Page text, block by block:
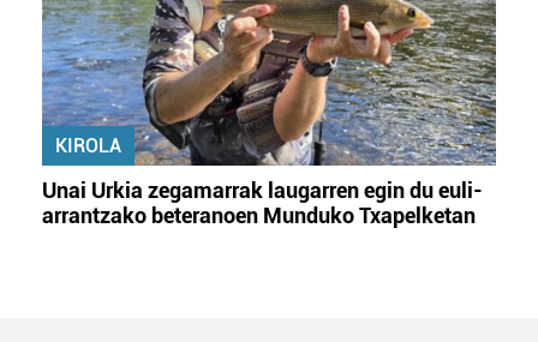
KIROLA
Unai Urkia zegamarrak laugarren egin du euli-
arrantzako beteranoen Munduko Txapelketan